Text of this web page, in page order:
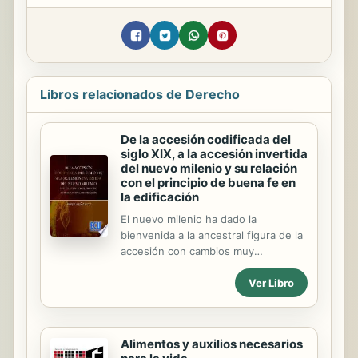
Libros relacionados de Derecho
De la accesión codificada del
siglo XIX, a la accesión invertida
del nuevo milenio y su relación
con el principio de buena fe en
la edificación
El nuevo milenio ha dado la
bienvenida a la ancestral figura de la
accesión con cambios muy
interesantes. Cambios que, de
momento, sólo han operado a nivel
autonómico, pero tan sugestivos
los requisitos que estuvieron
vigentes durante más de cincuenta
Ver Libro
Alimentos y auxilios necesarios